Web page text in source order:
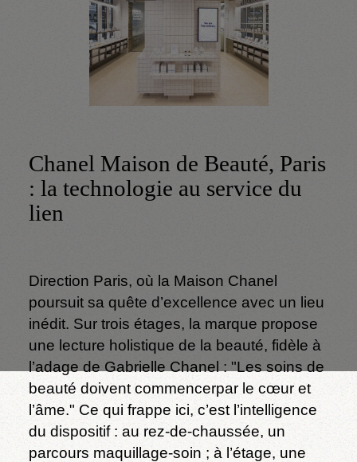
Chanel Maison de Beauté, Paris
: la technologie au service du
lien
Direction Paris, où la Maison Chanel
poursuit sa quête d’excellence avec un lieu
inédit. Sur trois étages, la marque propose
une lecture holistique de la beauté, fidèle à
l’adage de Gabrielle Chanel : "Les soins de
beauté doivent commencerpar le cœur et
l’âme." Ce qui frappe ici, c’est l’intelligence
du dispositif : au rez-de-chaussée, un
parcours maquillage-soin ; à l’étage, une